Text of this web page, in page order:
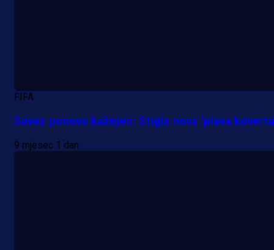
Grbavica se prisjetila Izeta
FIFA
Savez ponovo kažnjen: Stigla nova ‘plava
9 mjesec 1 dan